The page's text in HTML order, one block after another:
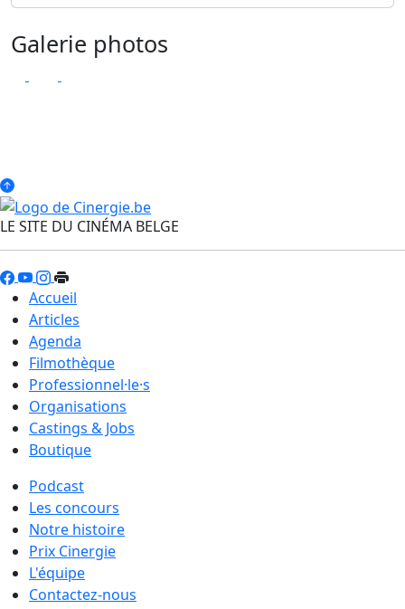
Galerie photos
LE SITE DU CINÉMA BELGE
Accueil
Articles
Agenda
Filmothèque
Professionnel·le·s
Organisations
Castings & Jobs
Boutique
Podcast
Les concours
Notre histoire
Prix Cinergie
L'équipe
Contactez-nous